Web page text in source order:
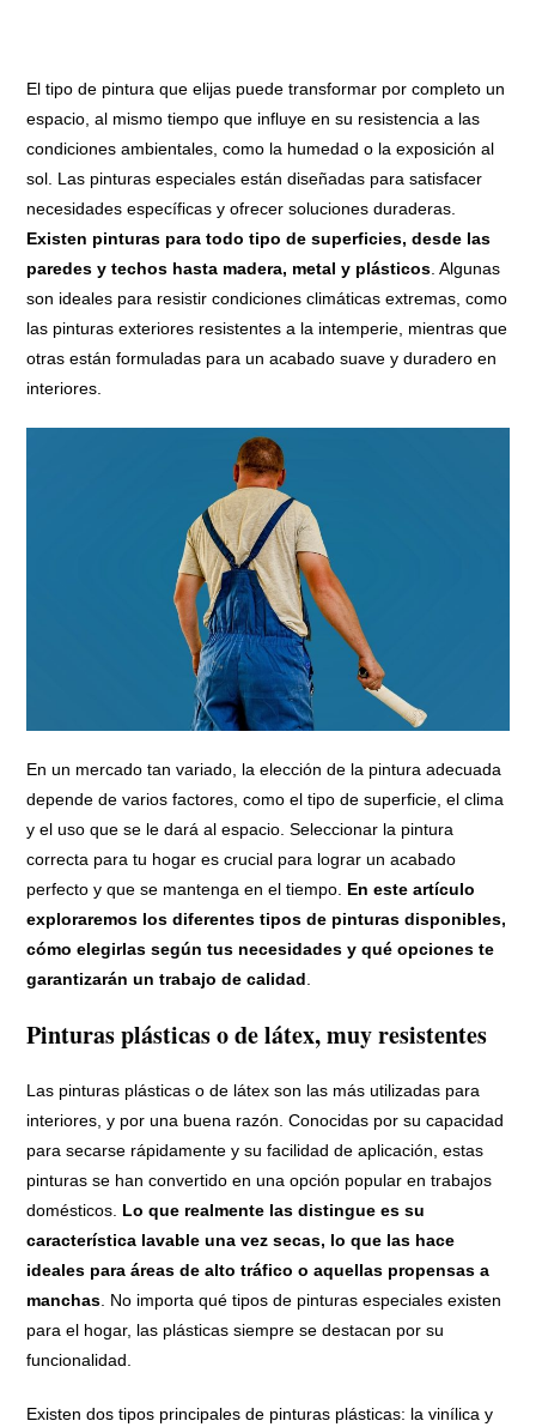
El tipo de pintura que elijas puede transformar por completo un
espacio, al mismo tiempo que influye en su resistencia a las
condiciones ambientales, como la humedad o la exposición al
sol. Las pinturas especiales están diseñadas para satisfacer
necesidades específicas y ofrecer soluciones duraderas.
Existen pinturas para todo tipo de superficies, desde las
paredes y techos hasta madera, metal y plásticos . Algunas
son ideales para resistir condiciones climáticas extremas, como
las pinturas exteriores resistentes a la intemperie, mientras que
otras están formuladas para un acabado suave y duradero en
interiores.
En un mercado tan variado, la elección de la pintura adecuada
depende de varios factores, como el tipo de superficie, el clima
y el uso que se le dará al espacio. Seleccionar la pintura
correcta para tu hogar es crucial para lograr un acabado
perfecto y que se mantenga en el tiempo. En este artículo
exploraremos los diferentes tipos de pinturas disponibles,
cómo elegirlas según tus necesidades y qué opciones te
garantizarán un trabajo de calidad
Pinturas plásticas o de látex, muy resistentes
Las pinturas plásticas o de látex son las más utilizadas para
interiores, y por una buena razón. Conocidas por su capacidad
para secarse rápidamente y su facilidad de aplicación, estas
pinturas se han convertido en una opción popular en trabajos
domésticos. Lo que realmente las distingue es su
característica lavable una vez secas, lo que las hace
ideales para áreas de alto tráfico o aquellas propensas a
manchas . No importa qué tipos de pinturas especiales existen
para el hogar, las plásticas siempre se destacan por su
funcionalidad.
Existen dos tipos principales de pinturas plásticas: la vinílica y